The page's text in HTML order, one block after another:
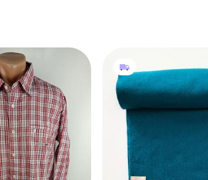
ритейлера nordstrom).